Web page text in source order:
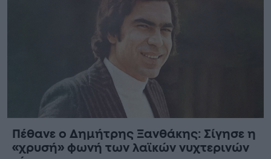
Πέθανε ο Δημήτρης Ξανθάκης: Σίγησε η
«χρυσή» φωνή των λαϊκών νυχτερινών